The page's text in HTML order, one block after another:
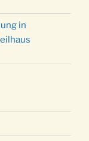
Kirche um
in